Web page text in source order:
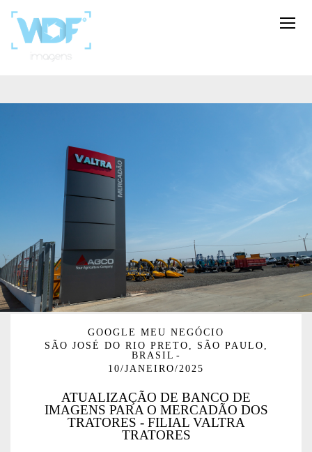
GOOGLE MEU NEGÓCIO
SÃO JOSÉ DO RIO PRETO, SÃO PAULO,
BRASIL
10/JANEIRO/2025
ATUALIZAÇÃO DE BANCO DE
IMAGENS PARA O MERCADÃO DOS
TRATORES - FILIAL VALTRA
TRATORES